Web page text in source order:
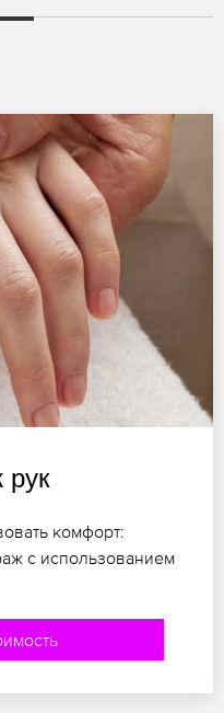
рук
комфорт:
с использованием